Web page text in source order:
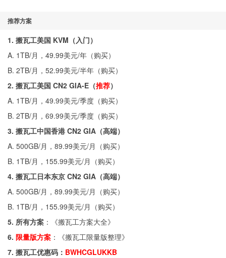
推荐方案
1. 搬瓦工美国 KVM（入门）
A. 1TB/月，49.99美元/年（购买）
B. 2TB/月，52.99美元/半年（购买）
2. 搬瓦工美国 CN2 GIA-E（推荐）
A. 1TB/月，49.99美元/季度（购买）
B. 2TB/月，69.99美元/季度（购买）
3. 搬瓦工中国香港 CN2 GIA（高端）
A. 500GB/月，89.99美元/月（购买）
B. 1TB/月，155.99美元/月（购买）
4. 搬瓦工日本东京 CN2 GIA（高端）
A. 500GB/月，89.99美元/月（购买）
B. 1TB/月，155.99美元/月（购买）
5. 所有方案 ：《搬瓦工方案大全》
6. 限量版方案 ：《搬瓦工限量版整理》
7. 搬瓦工优惠码： BWHCGLUKKB